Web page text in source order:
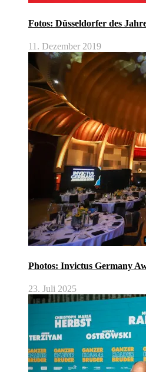
Fotos: Düsseldorfer des
11. Dezember 2019
Photos: Invictus Germany
23. Juli 2025